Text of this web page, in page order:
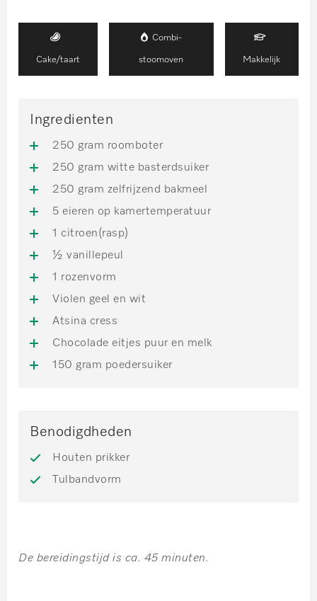
Cake/taart
Combi-
stoomoven Makkelijk
Ingredienten
250 gram roomboter
250 gram witte basterdsuiker
250 gram zelfrijzend bakmeel
5 eieren op kamertemperatuur
1 citroen(rasp)
½ vanillepeul
1 rozenvorm
Violen geel en wit
Atsina cress
Chocolade eitjes puur en melk
150 gram poedersuiker
Benodigdheden
Houten prikker
Tulbandvorm
De bereidingstijd is ca. 45 minuten.